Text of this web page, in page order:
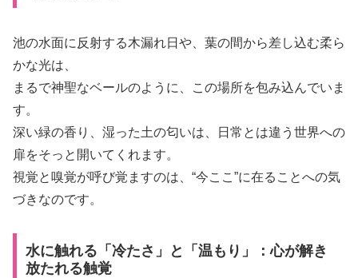
池の水面に反射する木漏れ日や、葉の間から差し込む柔ら
かな光は、
まるで神聖なベールのように、この場所を包み込んでいま
す。
深い緑の香り、湿った土の匂いは、日常とは違う世界への
扉をそっと開いてくれます。
視覚と嗅覚が呼び覚ますのは、“今ここ”に在ることへの気
づきなのです。
水に触れる「冷たさ」と「温もり」：心が解き
放たれる触覚